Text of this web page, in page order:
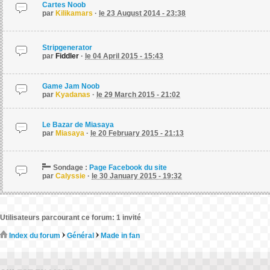
Cartes Noob
par Kilikamars · le 23 August 2014 - 23:38
Stripgenerator
par Fiddler · le 04 April 2015 - 15:43
Game Jam Noob
par Kyadanas · le 29 March 2015 - 21:02
Le Bazar de Miasaya
par Miasaya · le 20 February 2015 - 21:13
Sondage : Page Facebook du site
par Calyssie · le 30 January 2015 - 19:32
Utilisateurs parcourant ce forum: 1 invité
Index du forum Général Made in fan